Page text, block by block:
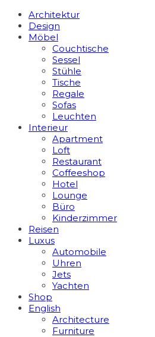
Architektur
Design
Möbel
Couchtische
Sessel
Stühle
Tische
Regale
Sofas
Leuchten
Interieur
Apart­ment
Loft
Restaurant
Coffeeshop
Hotel
Lounge
Büro
Kinderzimmer
Reisen
Luxus
Automobile
Uhren
Jets
Yachten
Shop
English
Architecture
Furniture